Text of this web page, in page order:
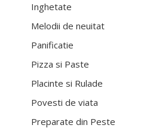
Inghetate
Melodii de neuitat
Panificatie
Pizza si Paste
Placinte si Rulade
Povesti de viata
Preparate din Peste